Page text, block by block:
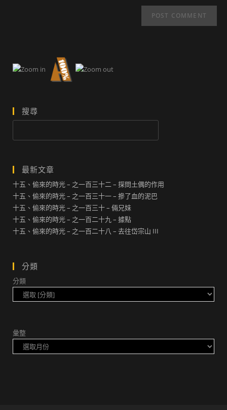
搜尋
尋
最新文章
十五、偷來的時光 – 之一百三十二 – 探問土偶的作用
十五、偷來的時光 – 之一百三十一 – 摻了血的泥巴
十五、偷來的時光 – 之一百三十 – 倆兄妹
十五、偷來的時光 – 之一百二十九 – 據點
十五、偷來的時光 – 之一百二十八 – 去往岱宗山 III
分類
分類
彙整